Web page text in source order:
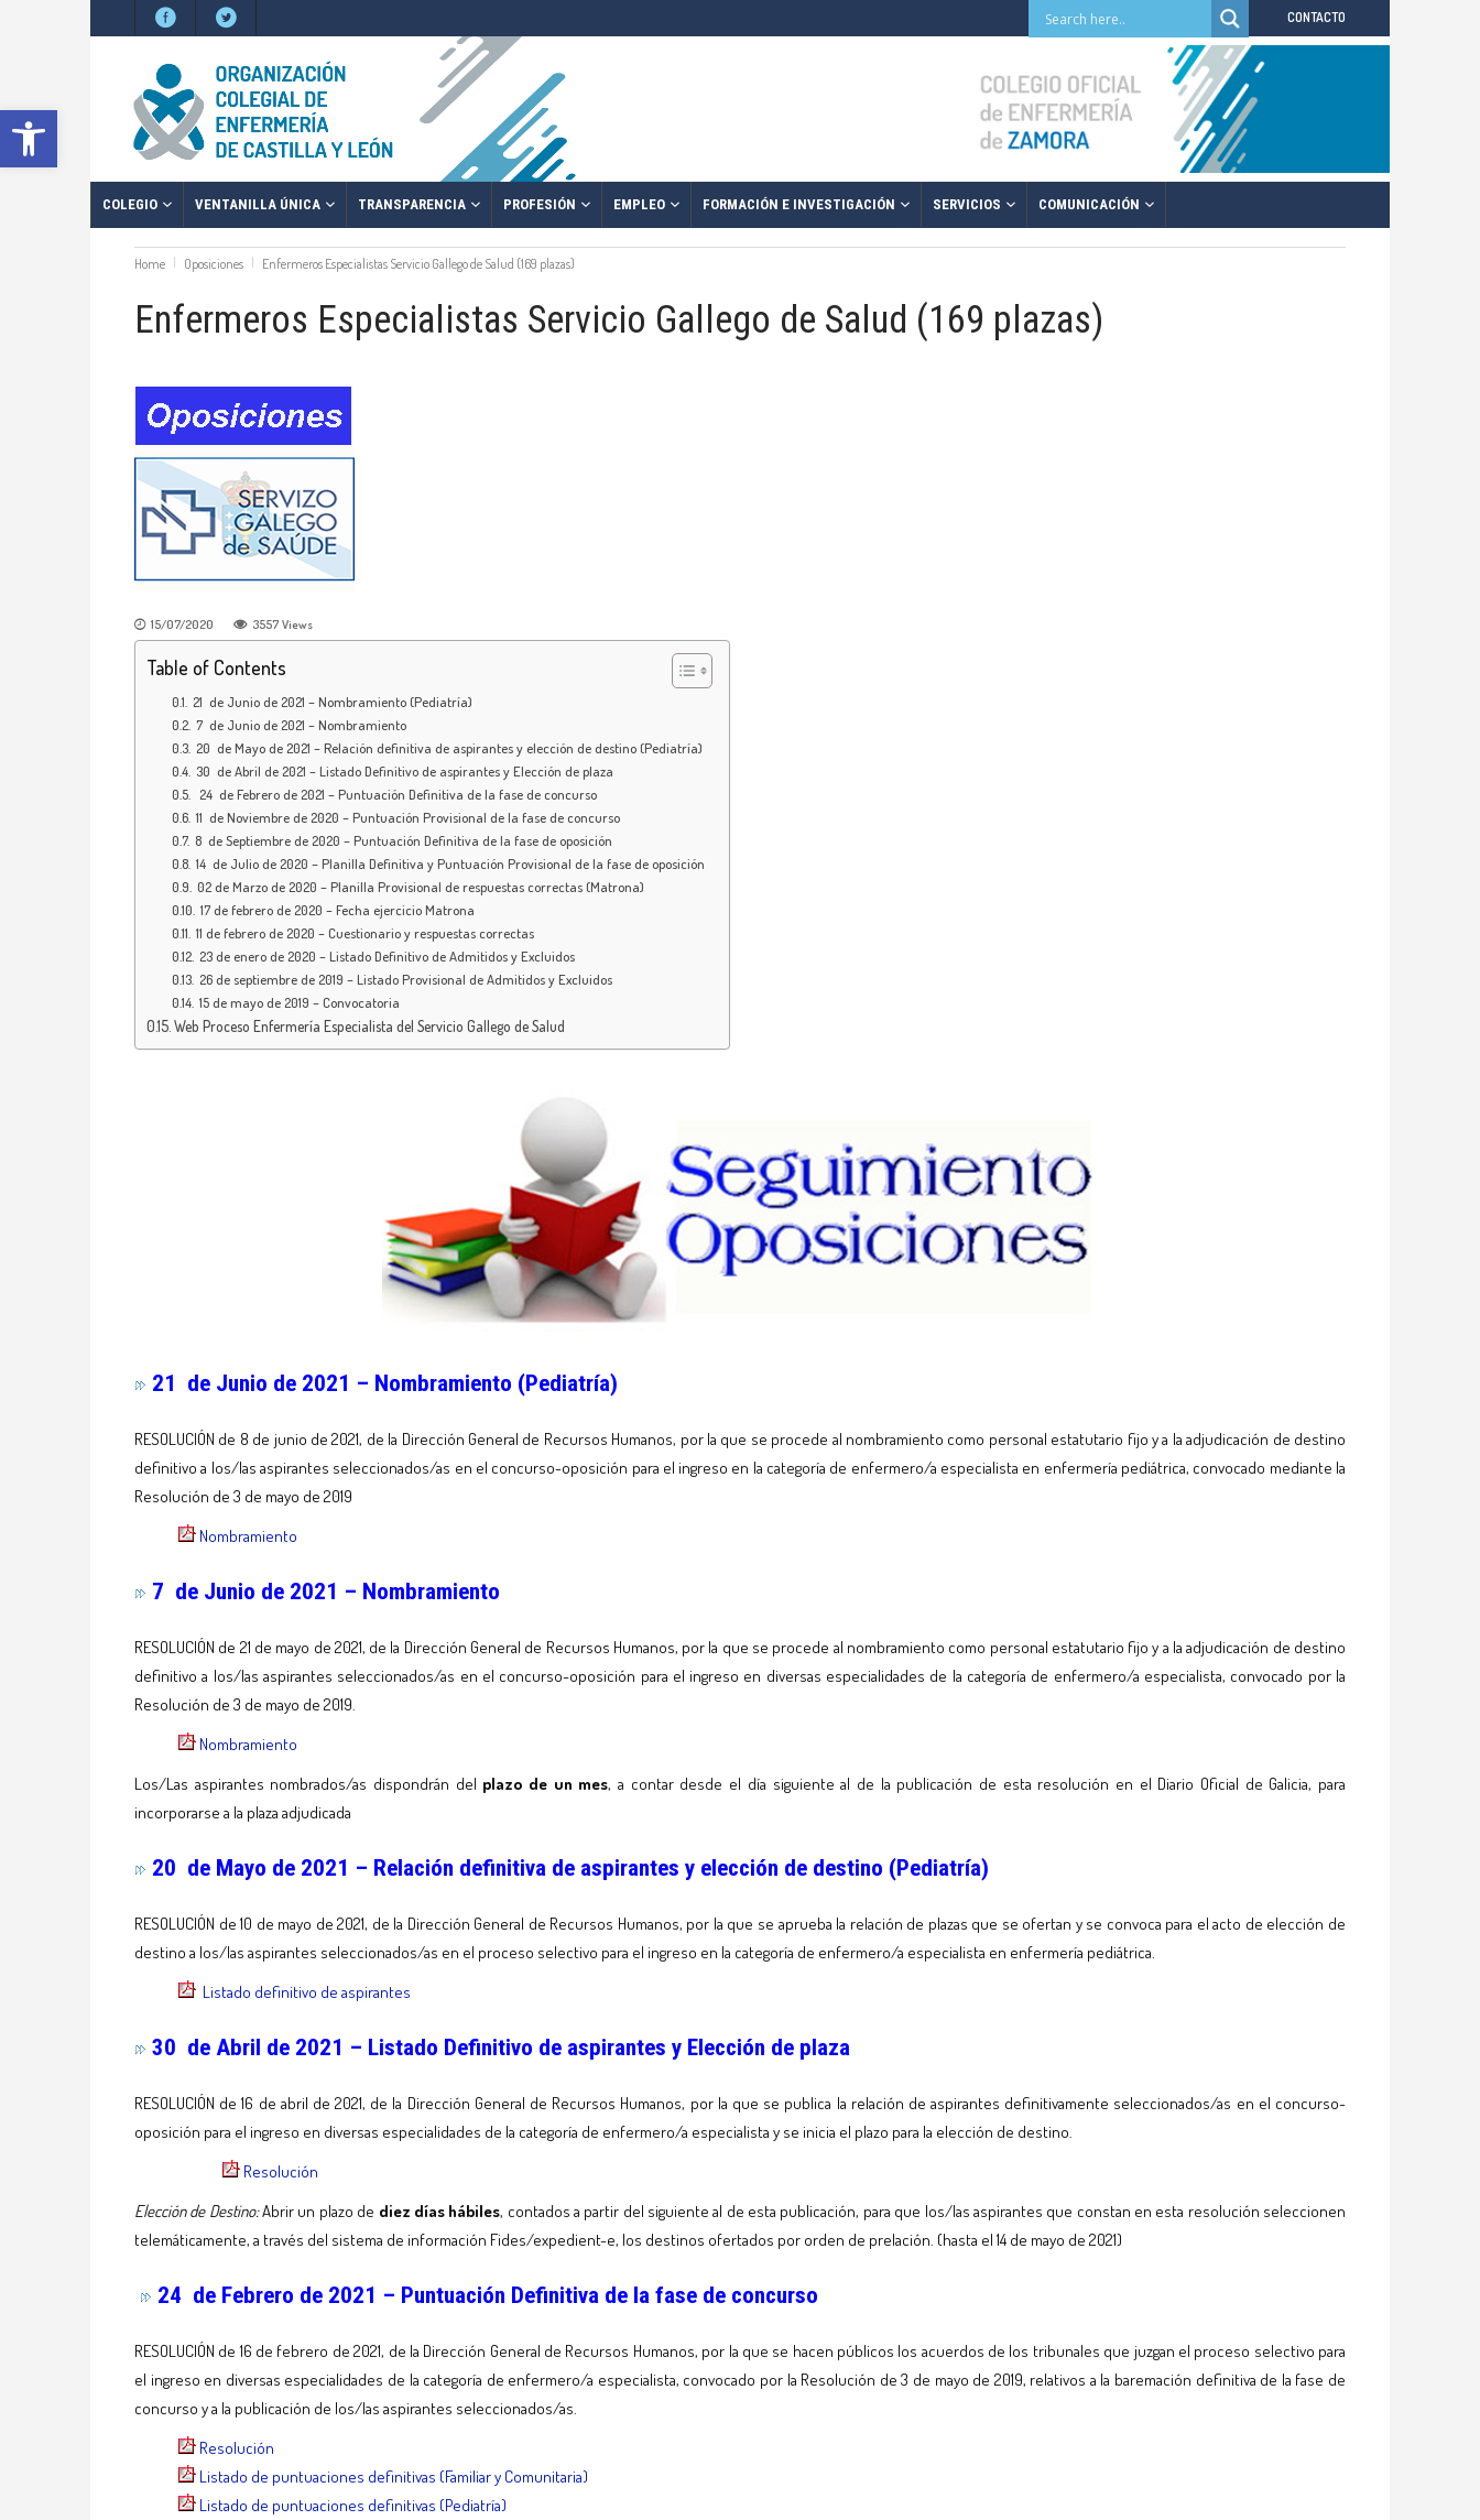
Abrir barra de herramientas
CONTACTO
COLEGIO VENTANILLA ÚNICA TRANSPARENCIA PROFESIÓN EMPLEO FORMACIÓN E INVESTIGACIÓN SERVICIOS COMUNICACIÓN
Home Oposiciones Enfermeros Especialistas Servicio Gallego de Salud (169 plazas)
Enfermeros Especialistas Servicio Gallego de Salud (169 plazas)
15/07/2020 3557 Views
Table of Contents
21 de Junio de 2021 – Nombramiento (Pediatría)
7 de Junio de 2021 – Nombramiento
20 de Mayo de 2021 – Relación definitiva de aspirantes y elección de destino (Pediatría)
30 de Abril de 2021 – Listado Definitivo de aspirantes y Elección de plaza
24 de Febrero de 2021 – Puntuación Definitiva de la fase de concurso
11 de Noviembre de 2020 – Puntuación Provisional de la fase de concurso
8 de Septiembre de 2020 – Puntuación Definitiva de la fase de oposición
14 de Julio de 2020 – Planilla Definitiva y Puntuación Provisional de la fase de oposición
02 de Marzo de 2020 – Planilla Provisional de respuestas correctas (Matrona)
17 de febrero de 2020 – Fecha ejercicio Matrona
11 de febrero de 2020 – Cuestionario y respuestas correctas
23 de enero de 2020 – Listado Definitivo de Admitidos y Excluidos
26 de septiembre de 2019 – Listado Provisional de Admitidos y Excluidos
15 de mayo de 2019 – Convocatoria
Web Proceso Enfermería Especialista del Servicio Gallego de Salud
21 de Junio de 2021 – Nombramiento (Pediatría)
RESOLUCIÓN de 8 de junio de 2021, de la Dirección General de Recursos Humanos, por la que se procede al nombramiento como personal estatutario fijo y a la adjudicación de destino
definitivo a los/las aspirantes seleccionados/as en el concurso-oposición para el ingreso en la categoría de enfermero/a especialista en enfermería pediátrica, convocado mediante la
Resolución de 3 de mayo de 2019
Nombramiento
7 de Junio de 2021 – Nombramiento
RESOLUCIÓN de 21 de mayo de 2021, de la Dirección General de Recursos Humanos, por la que se procede al nombramiento como personal estatutario fijo y a la adjudicación de destino
definitivo a los/las aspirantes seleccionados/as en el concurso-oposición para el ingreso en diversas especialidades de la categoría de enfermero/a especialista, convocado por la
Resolución de 3 de mayo de 2019.
Nombramiento
Los/Las aspirantes nombrados/as dispondrán del plazo de un mes, a contar desde el día siguiente al de la publicación de esta resolución en el Diario Oficial de Galicia, para
incorporarse a la plaza adjudicada
20 de Mayo de 2021 – Relación definitiva de aspirantes y elección de destino (Pediatría)
RESOLUCIÓN de 10 de mayo de 2021, de la Dirección General de Recursos Humanos, por la que se aprueba la relación de plazas que se ofertan y se convoca para el acto de elección de
destino a los/las aspirantes seleccionados/as en el proceso selectivo para el ingreso en la categoría de enfermero/a especialista en enfermería pediátrica.
Listado definitivo de aspirantes
30 de Abril de 2021 – Listado Definitivo de aspirantes y Elección de plaza
RESOLUCIÓN de 16 de abril de 2021, de la Dirección General de Recursos Humanos, por la que se publica la relación de aspirantes definitivamente seleccionados/as en el concurso-
oposición para el ingreso en diversas especialidades de la categoría de enfermero/a especialista y se inicia el plazo para la elección de destino.
Resolución
Elección de Destino:Abrir un plazo de diez días hábiles, contados a partir del siguiente al de esta publicación, para que los/las aspirantes que constan en esta resolución seleccionen
telemáticamente, a través del sistema de información Fides/expedient-e, los destinos ofertados por orden de prelación. (hasta el 14 de mayo de 2021)
24 de Febrero de 2021 – Puntuación Definitiva de la fase de concurso
RESOLUCIÓN de 16 de febrero de 2021, de la Dirección General de Recursos Humanos, por la que se hacen públicos los acuerdos de los tribunales que juzgan el proceso selectivo para
el ingreso en diversas especialidades de la categoría de enfermero/a especialista, convocado por la Resolución de 3 de mayo de 2019, relativos a la baremación definitiva de la fase de
concurso y a la publicación de los/las aspirantes seleccionados/as.
Resolución
Listado de puntuaciones definitivas (Familiar y Comunitaria)
Listado de puntuaciones definitivas (Pediatría)